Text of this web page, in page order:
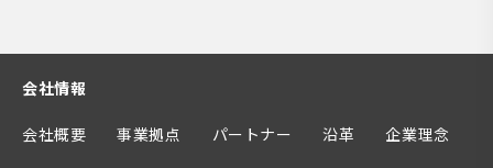
会社情報
会社概要 事業拠点 パートナー 沿革 企業理念